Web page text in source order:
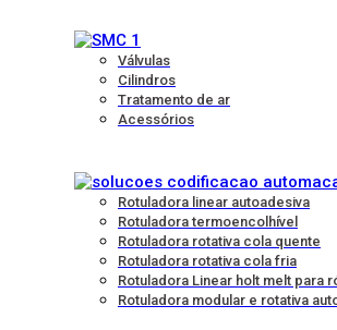
Válvulas
Cilindros
Tratamento de ar
Acessórios
Rotuladora linear autoadesiva
Rotuladora termoencolhível
Rotuladora rotativa cola quente
Rotuladora rotativa cola fria
Rotuladora Linear holt melt para
Rotuladora modular e rotativa